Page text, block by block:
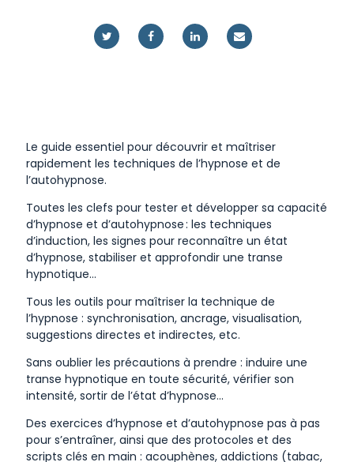
Le guide essentiel pour découvrir et maîtriser
rapidement les techniques de l’hypnose et de
l’autohypnose.
Toutes les clefs pour tester et développer sa capacité
d’hypnose et d’autohypnose : les techniques
d’induction, les signes pour reconnaître un état
d’hypnose, stabiliser et approfondir une transe
hypnotique…
Tous les outils pour maîtriser la technique de
l’hypnose : synchronisation, ancrage, visualisation,
suggestions directes et indirectes, etc.
Sans oublier les précautions à prendre : induire une
transe hypnotique en toute sécurité, vérifier son
intensité, sortir de l’état d’hypnose…
Des exercices d’hypnose et d’autohypnose pas à pas
pour s’entraîner, ainsi que des protocoles et des
scripts clés en main : acouphènes, addictions (tabac,